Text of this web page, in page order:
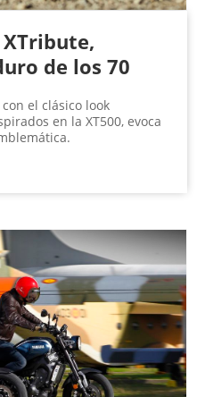
XTribute,
de los 70
con el clásico look
en la XT500, evoca